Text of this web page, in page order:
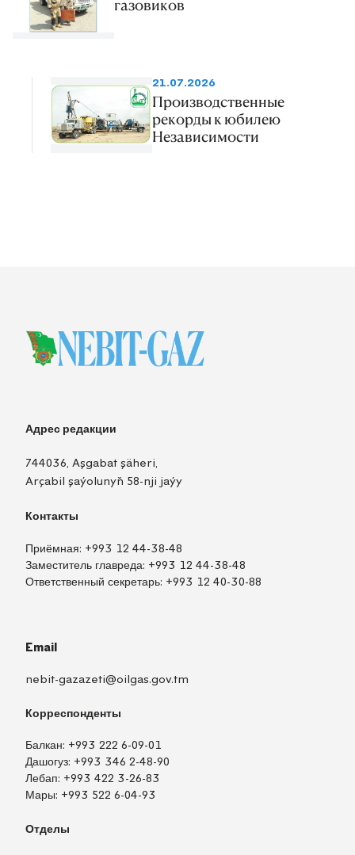
газовиков
21.07.2026
Производственные
рекорды к юбилею
Независимости
Адрес редакции
744036, Aşgabat şäheri,
Arçabil şaýolunyň 58-nji jaýy
Контакты
Приёмная: +993 12 44-38-48
Заместитель главреда: +993 12 44-38-48
Ответственный секретарь: +993 12 40-30-88
Email
nebit-gazazeti@oilgas.gov.tm
Корреспонденты
Балкан: +993 222 6-09-01
Дашогуз: +993 346 2-48-90
Лебап: +993 422 3-26-83
Мары: +993 522 6-04-93
Отделы